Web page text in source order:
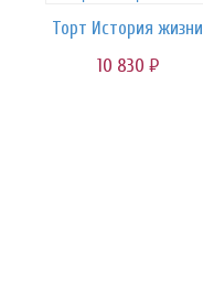
Торт История жизни
10 830 руб.